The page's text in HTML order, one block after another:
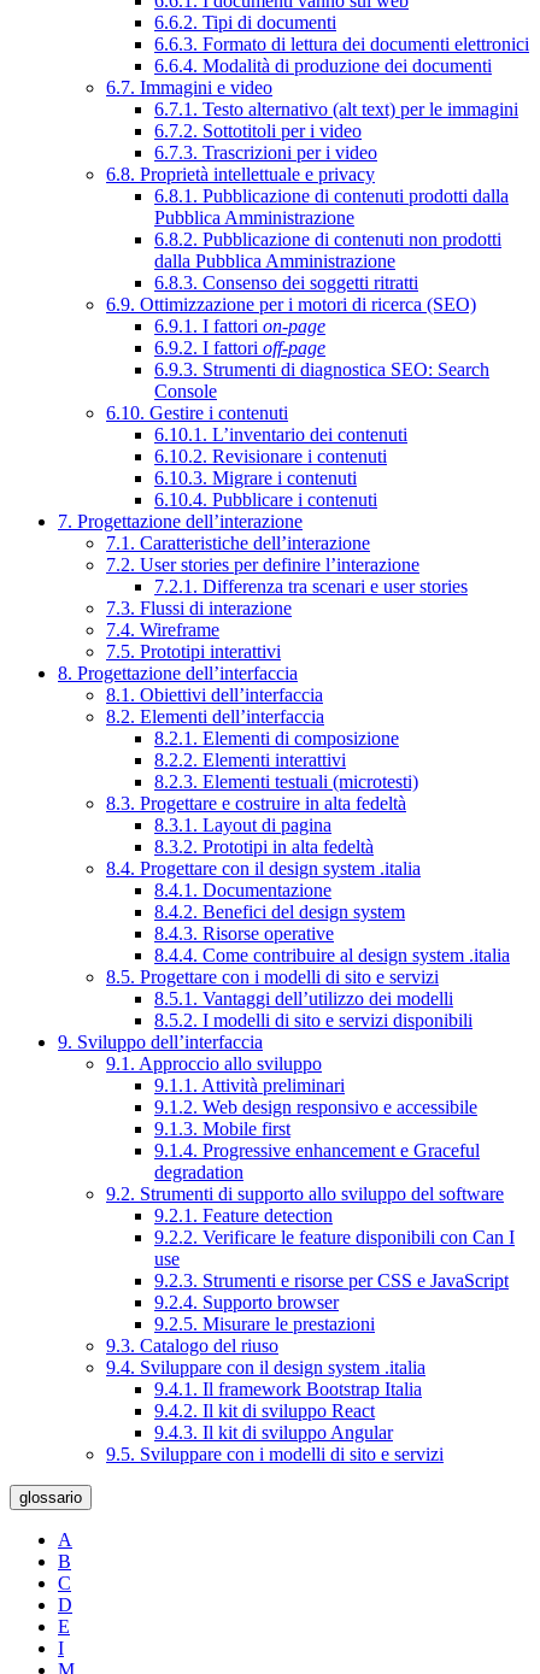
6.6.2. Tipi di documenti
6.6.3. Formato di lettura dei documenti elettronici
6.6.4. Modalità di produzione dei documenti
6.7. Immagini e video
6.7.1. Testo alternativo (alt text) per le immagini
6.7.2. Sottotitoli per i video
6.7.3. Trascrizioni per i video
6.8. Proprietà intellettuale e privacy
6.8.1. Pubblicazione di contenuti prodotti dalla
Pubblica Amministrazione
6.8.2. Pubblicazione di contenuti non prodotti
dalla Pubblica Amministrazione
6.8.3. Consenso dei soggetti ritratti
6.9. Ottimizzazione per i motori di ricerca (SEO)
6.9.1. I fattori on-page
6.9.2. I fattori off-page
6.9.3. Strumenti di diagnostica SEO: Search
Console
6.10. Gestire i contenuti
6.10.1. L’inventario dei contenuti
6.10.2. Revisionare i contenuti
6.10.3. Migrare i contenuti
6.10.4. Pubblicare i contenuti
7. Progettazione dell’interazione
7.1. Caratteristiche dell’interazione
7.2. User stories per definire l’interazione
7.2.1. Differenza tra scenari e user stories
7.3. Flussi di interazione
7.4. Wireframe
7.5. Prototipi interattivi
8. Progettazione dell’interfaccia
8.1. Obiettivi dell’interfaccia
8.2. Elementi dell’interfaccia
8.2.1. Elementi di composizione
8.2.2. Elementi interattivi
8.2.3. Elementi testuali (microtesti)
8.3. Progettare e costruire in alta fedeltà
8.3.1. Layout di pagina
8.3.2. Prototipi in alta fedeltà
8.4. Progettare con il design system .italia
8.4.1. Documentazione
8.4.2. Benefici del design system
8.4.3. Risorse operative
8.4.4. Come contribuire al design system .italia
8.5. Progettare con i modelli di sito e servizi
8.5.1. Vantaggi dell’utilizzo dei modelli
8.5.2. I modelli di sito e servizi disponibili
9. Sviluppo dell’interfaccia
9.1. Approccio allo sviluppo
9.1.1. Attività preliminari
9.1.2. Web design responsivo e accessibile
9.1.3. Mobile first
9.1.4. Progressive enhancement e Graceful
degradation
9.2. Strumenti di supporto allo sviluppo del software
9.2.1. Feature detection
9.2.2. Verificare le feature disponibili con Can I
use
9.2.3. Strumenti e risorse per CSS e JavaScript
9.2.4. Supporto browser
9.2.5. Misurare le prestazioni
9.3. Catalogo del riuso
9.4. Sviluppare con il design system .italia
9.4.1. Il framework Bootstrap Italia
9.4.2. Il kit di sviluppo React
9.4.3. Il kit di sviluppo Angular
9.5. Sviluppare con i modelli di sito e servizi
glossario
A
B
C
D
E
I
M